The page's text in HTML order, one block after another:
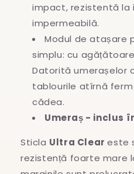
impact, rezistentă la
impermeabilă.
Modul de
simplu: cu
Datorită umerașelor
tablourile atîrnă
cădea.
Umeraș - inclus
Sticla Ultra Cleareste
rezistență foarte mare